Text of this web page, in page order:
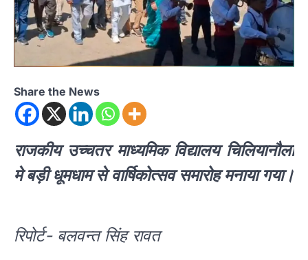
Share the News
राजकीय उच्चतर माध्यमिक विद्यालय चिलियानौला
मे बड़ी धूमधाम से वार्षिकोत्सव समारोह मनाया गया।
रिपोर्ट- बलवन्त सिंह रावत